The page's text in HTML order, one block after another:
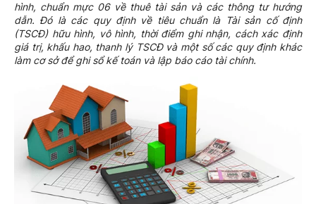
hình, chuẩn mực 06 về thuê tài sản và các thông tư hướng
dẫn. Đó là các quy định về tiêu chuẩn là Tài sản cố định
(TSCĐ) hữu hình, vô hình, thời điểm ghi nhận, cách xác định
giá trị, khấu hao, thanh lý TSCĐ và một số các quy định khác
làm cơ sở để ghi sổ kế toán và lập báo cáo tài chính.